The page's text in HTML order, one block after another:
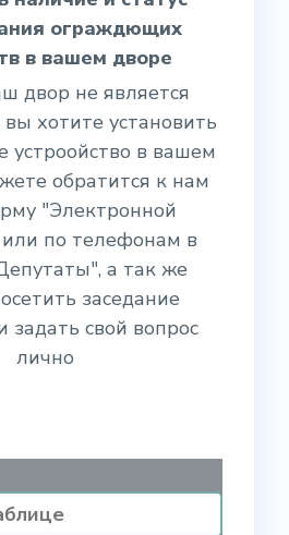
ограждющих
в вашем дворе
двор не является
хотите установить
в вашем
обратится к нам
"Электронной
по телефонам в
а так же
заседание
задать свой вопрос
лично